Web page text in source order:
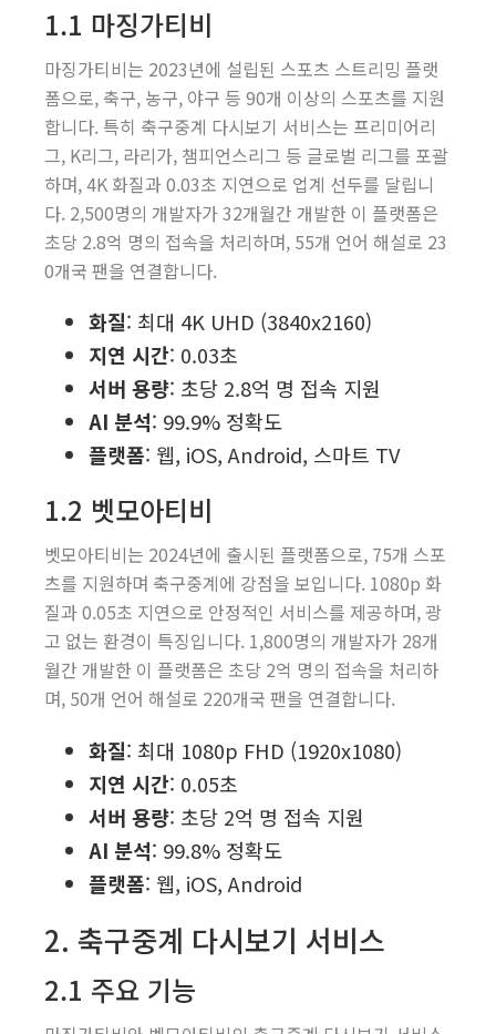
1.1 마징가티비
마징가티비는 2023년에 설립된 스포츠 스트리밍 플랫
폼으로, 축구, 농구, 야구 등 90개 이상의 스포츠를 지원
합니다. 특히 축구중계 다시보기 서비스는 프리미어리
그, K리그, 라리가, 챔피언스리그 등 글로벌 리그를 포괄
하며, 4K 화질과 0.03초 지연으로 업계 선두를 달립니
다. 2,500명의 개발자가 32개월간 개발한 이 플랫폼은
초당 2.8억 명의 접속을 처리하며, 55개 언어 해설로 23
0개국 팬을 연결합니다.
화질: 최대 4K UHD (3840x2160)
지연 시간: 0.03초
서버 용량: 초당 2.8억 명 접속 지원
AI 분석: 99.9% 정확도
플랫폼: 웹, iOS, Android, 스마트 TV
1.2 벳모아티비
벳모아티비는 2024년에 출시된 플랫폼으로, 75개 스포
츠를 지원하며 축구중계에 강점을 보입니다. 1080p 화
질과 0.05초 지연으로 안정적인 서비스를 제공하며, 광
고 없는 환경이 특징입니다. 1,800명의 개발자가 28개
월간 개발한 이 플랫폼은 초당 2억 명의 접속을 처리하
며, 50개 언어 해설로 220개국 팬을 연결합니다.
화질: 최대 1080p FHD (1920x1080)
지연 시간: 0.05초
서버 용량: 초당 2억 명 접속 지원
AI 분석: 99.8% 정확도
플랫폼: 웹, iOS, Android
2. 축구중계 다시보기 서비스
2.1 주요 기능